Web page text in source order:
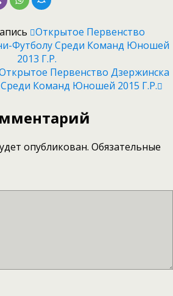
Открытое Первенство
Футболу Среди Команд Юношей
2013 Г.р.
Первенство Дзержинска
Команд Юношей 2015 Г.р.
опубликован. Обязательные